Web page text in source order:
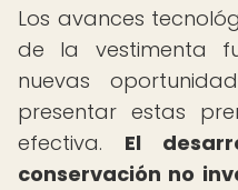
Los avances
de la vestimenta
nuevas
presentar estas
efectiva. El
conservación no